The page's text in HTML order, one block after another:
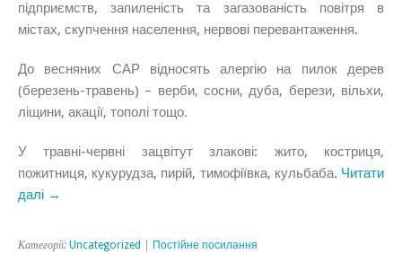
підприємств, запиленість та загазованість повітря в
містах, скупчення населення, нервові перевантаження.
До весняних САР відносять алергію на пилок дерев
(березень-травень) – верби, сосни, дуба, берези, вільхи,
ліщини, акації, тополі тощо.
У травні-червні зацвітут злакові: жито, костриця,
пожитниця, кукурудза, пирій, тимофіївка, кульбаба. Читати
далі →
Категорії: Uncategorized Постійне посилання